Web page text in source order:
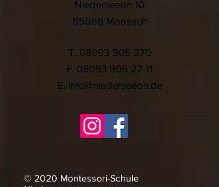
Niederseeon 10
85665 Moosach
T. 08093 905 270
F. 08093 905 27-11
E. info@niederseeon.de
© 2020 Montessori-Schule